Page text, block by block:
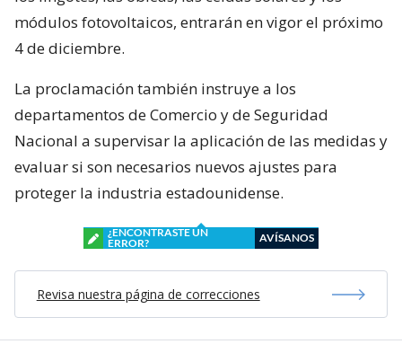
módulos fotovoltaicos, entrarán en vigor el próximo
4 de diciembre.
La proclamación también instruye a los
departamentos de Comercio y de Seguridad
Nacional a supervisar la aplicación de las medidas y
evaluar si son necesarios nuevos ajustes para
proteger la industria estadounidense.
¿ENCONTRASTE UN
ERROR?
AVÍSANOS
Revisa nuestra página de correcciones